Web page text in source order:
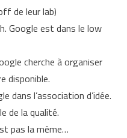
de leur lab)
Google est dans le low
cherche à organiser
disponible.
dans l’association d’idée.
de la qualité.
pas la même…